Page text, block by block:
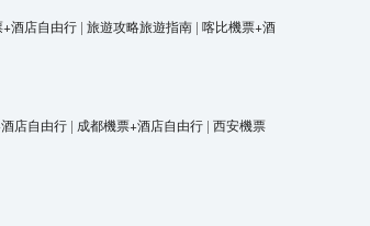
酒店自由行 | 旅遊攻略旅遊指南 | 喀比機票+酒
店自由行 | 成都機票+酒店自由行 | 西安機票